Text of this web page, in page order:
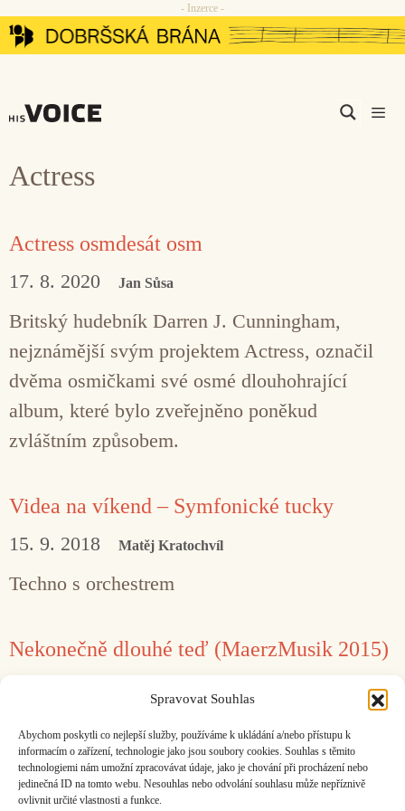
Spravovat Souhlas
Abychom poskytli co nejlepší služby, používáme k ukládání a/nebo přístupu k
informacím o zařízení, technologie jako jsou soubory cookies. Souhlas s těmito
technologiemi nám umožní zpracovávat údaje, jako je chování při procházení nebo
jedinečná ID na tomto webu. Nesouhlas nebo odvolání souhlasu může nepříznivě
ovlivnit určité vlastnosti a funkce.
Přeskočit
na
- Inzerce -
Actress
Actress osmdesát osm
17. 8. 2020 Jan Sůsa
Britský hudebník Darren J. Cunningham,
nejznámější svým projektem Actress, označil
dvěma osmičkami své osmé dlouhohrající
album, které bylo zveřejněno poněkud
zvláštním způsobem.
Videa na víkend – Symfonické tucky
15. 9. 2018 Matěj Kratochvíl
Techno s orchestrem
Nekonečně dlouhé teď (MaerzMusik 2015)
Letošní festival gradoval závěrečným
třicetihodinovým koncertním maratonem.